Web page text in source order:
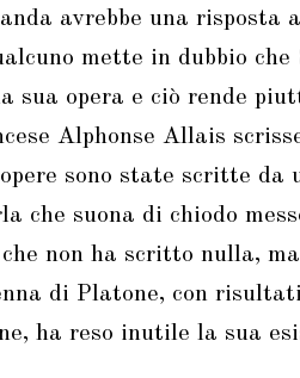
avrebbe una risposta
mette in dubbio
sua opera e ciò rende
Alphonse Allais
sono state scritte da
che suona di chiodo
non ha scritto nulla,
di Platone, con
ha reso inutile la sua